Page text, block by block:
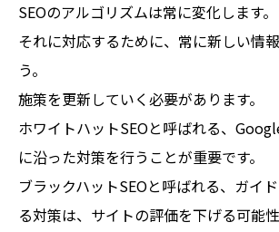
SEOのアルゴリズムは常に変化します。
それに対応するために、常に新しい情
う。
施策を更新していく必要があります。
ホワイトハットSEOと呼ばれる、
に沿った対策を行うことが重要です。
ブラックハットSEOと呼ばれる、ガイ
る対策は、サイトの評価を下げる可能性